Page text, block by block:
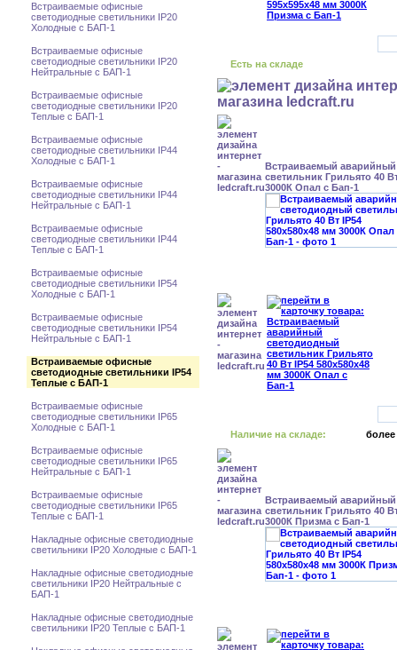
Встраиваемые офисные
светодиодные светильники IP20
Холодные с БАП-1
Встраиваемые офисные
светодиодные светильники IP20
Нейтральные с БАП-1
Встраиваемые офисные
светодиодные светильники IP20
Теплые с БАП-1
Встраиваемые офисные
светодиодные светильники IP44
Холодные с БАП-1
Встраиваемые офисные
светодиодные светильники IP44
Нейтральные с БАП-1
Встраиваемые офисные
светодиодные светильники IP44
Теплые с БАП-1
Встраиваемые офисные
светодиодные светильники IP54
Холодные с БАП-1
Встраиваемые офисные
светодиодные светильники IP54
Нейтральные с БАП-1
Встраиваемые офисные
светодиодные светильники IP54
Теплые с БАП-1
Встраиваемые офисные
светодиодные светильники IP65
Холодные с БАП-1
Встраиваемые офисные
светодиодные светильники IP65
Нейтральные с БАП-1
Встраиваемые офисные
светодиодные светильники IP65
Теплые с БАП-1
Накладные офисные светодиодные
светильники IP20 Холодные с БАП-1
Накладные офисные светодиодные
светильники IP20 Нейтральные с
БАП-1
Накладные офисные светодиодные
светильники IP20 Теплые с БАП-1
Есть на складе
Встраиваемый
светильник Грильято 40
3000К Опал с Бап-1
Наличие на складе: более
Встраиваемый
светильник Грильято 40
3000К Призма с Бап-1